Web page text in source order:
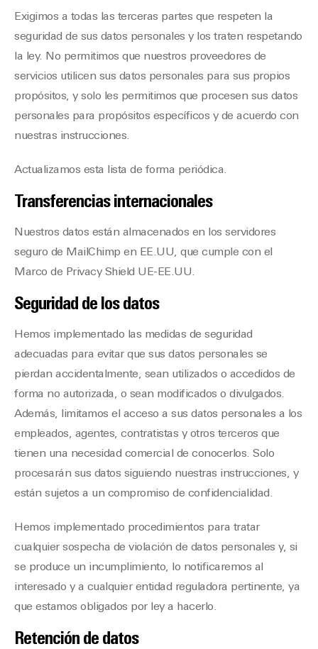
Exigimos a todas las terceras partes que respeten la
seguridad de sus datos personales y los traten respetando
la ley. No permitimos que nuestros proveedores de
servicios utilicen sus datos personales para sus propios
propósitos, y solo les permitimos que procesen sus datos
personales para propósitos específicos y de acuerdo con
nuestras instrucciones.
Actualizamos esta lista de forma periódica.
Transferencias internacionales
Nuestros datos están almacenados en los servidores
seguro de MailChimp en EE.UU, que cumple con el
Marco de Privacy Shield UE-EE.UU.
Seguridad de los datos
Hemos implementado las medidas de seguridad
adecuadas para evitar que sus datos personales se
pierdan accidentalmente, sean utilizados o accedidos de
forma no autorizada, o sean modificados o divulgados.
Además, limitamos el acceso a sus datos personales a los
empleados, agentes, contratistas y otros terceros que
tienen una necesidad comercial de conocerlos. Solo
procesarán sus datos siguiendo nuestras instrucciones, y
están sujetos a un compromiso de confidencialidad.
Hemos implementado procedimientos para tratar
cualquier sospecha de violación de datos personales y, si
se produce un incumplimiento, lo notificaremos al
interesado y a cualquier entidad reguladora pertinente, ya
que estamos obligados por ley a hacerlo.
Retención de datos